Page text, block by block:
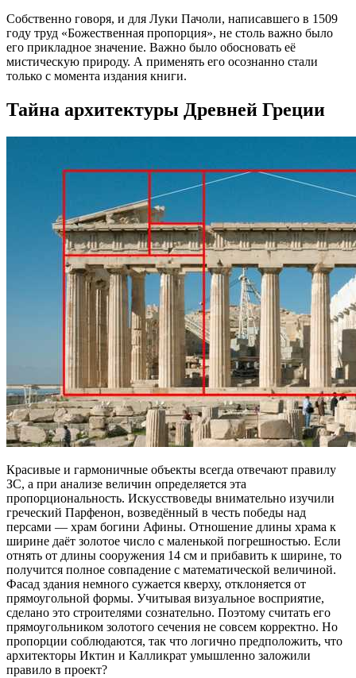
Собственно говоря, и для Луки Пачоли, написавшего в 1509
году труд «Божественная пропорция», не столь важно было
его прикладное значение. Важно было обосновать её
мистическую природу. А применять его осознанно стали
только с момента издания книги.
Тайна архитектуры Древней Греции
Красивые и гармоничные объекты всегда отвечают правилу
ЗС, а при анализе величин определяется эта
пропорциональность. Искусствоведы внимательно изучили
греческий Парфенон, возведённый в честь победы над
персами — храм богини Афины. Отношение длины храма к
ширине даёт золотое число с маленькой погрешностью. Если
отнять от длины сооружения 14 см и прибавить к ширине, то
получится полное совпадение с математической величиной.
Фасад здания немного сужается кверху, отклоняется от
прямоугольной формы. Учитывая визуальное восприятие,
сделано это строителями сознательно. Поэтому считать его
прямоугольником золотого сечения не совсем корректно. Но
пропорции соблюдаются, так что логично предположить, что
архитекторы Иктин и Калликрат умышленно заложили
правило в проект?